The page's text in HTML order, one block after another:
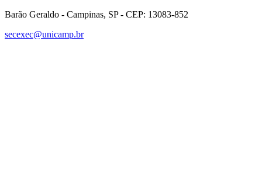
Barão Geraldo - Campinas, SP - CEP: 13083-852
secexec@unicamp.br